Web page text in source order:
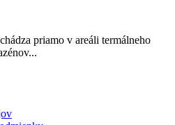
priamo v areáli termálneho